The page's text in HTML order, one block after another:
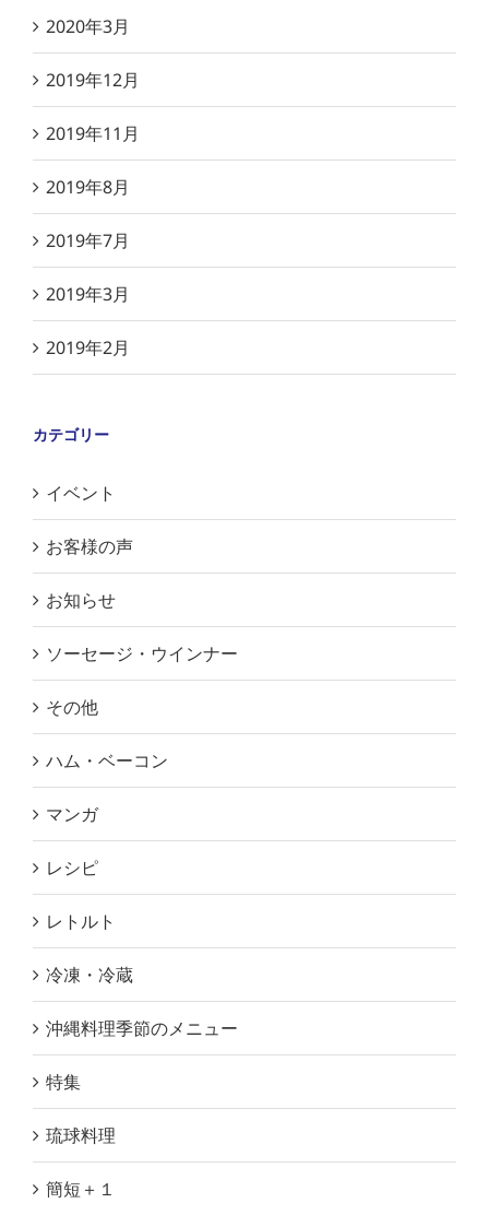
2020年3月
2019年12月
2019年11月
2019年8月
2019年7月
2019年3月
2019年2月
カテゴリー
イベント
お客様の声
お知らせ
ソーセージ・ウインナー
その他
ハム・ベーコン
マンガ
レシピ
レトルト
冷凍・冷蔵
沖縄料理季節のメニュー
特集
琉球料理
簡短＋１